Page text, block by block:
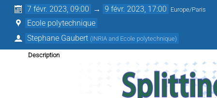
7 févr. 2023, 09:00 → 9 févr. 2023, 17:00 Europe/Paris
Ecole polytechnique
Stephane Gaubert (INRIA and Ecole polytechnique)
Description